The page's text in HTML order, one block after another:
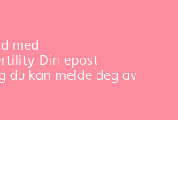
med
Din epost
du kan melde deg av